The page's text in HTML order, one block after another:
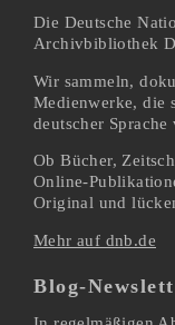
Die Deutsche
Archivbibliothek
Wir sammeln,
Medienwerke, die
deutscher
Ob Bücher,
Online-
Original und
Mehr auf dnb.de
Blog-